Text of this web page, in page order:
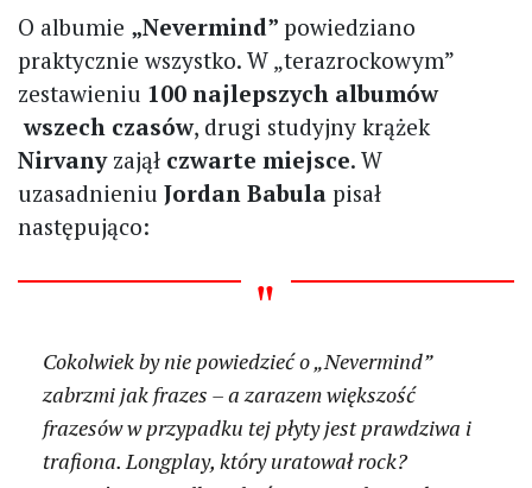
O albumie „Nevermind” powiedziano
praktycznie wszystko. W „terazrockowym”
zestawieniu 100 najlepszych albumów
wszech czasów, drugi studyjny krążek
Nirvanyzajął czwarte miejsce. W
uzasadnieniu Jordan Babula pisał
następująco:
Cokolwiek by nie powiedzieć o „Nevermind”
zabrzmi jak frazes – a zarazem większość
frazesów w przypadku tej płyty jest prawdziwa i
trafiona. Longplay, który uratował rock?